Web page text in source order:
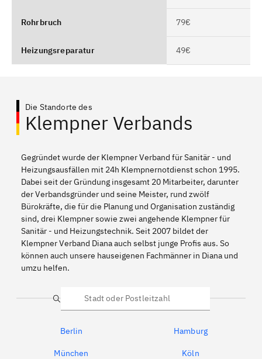
Rohrbruch 79€
Heizungsreparatur 49€
Die Standorte des
Klempner Verbands
Gegründet wurde der Klempner Verband für Sanitär - und
Heizungsausfällen mit 24h Klempnernotdienst schon 1995.
Dabei seit der Gründung insgesamt 20 Mitarbeiter, darunter
der Verbandsgründer und seine Meister, rund zwölf
Bürokräfte, die für die Planung und Organisation zuständig
sind, drei Klempner sowie zwei angehende Klempner für
Sanitär - und Heizungstechnik. Seit 2007 bildet der
Klempner Verband Diana auch selbst junge Profis aus. So
können auch unsere hauseigenen Fachmänner in Diana und
umzu helfen.
Suche
Berlin Hamburg
München Köln